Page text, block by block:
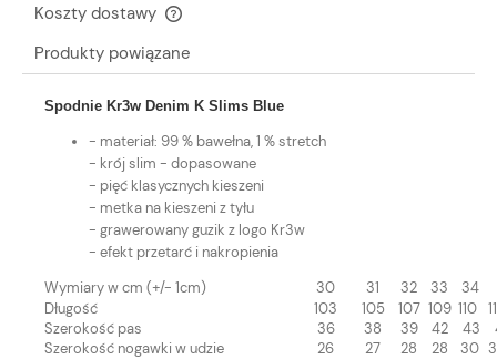
Koszty dostawy
Cena nie zawiera ewentualnych kosztów płatności
Produkty powiązane
Spodnie Kr3w Denim K Slims Blue
- materiał: 99 % bawełna, 1 % stretch
- krój slim - dopasowane
- pięć klasycznych kieszeni
- metka na kieszeni z tyłu
- grawerowany guzik z logo Kr3w
- efekt przetarć i nakropienia
Wymiary w cm (+/- 1cm)
30 31 32 33 34
Długość
103 105 107 109 110
Szerokość pas
36 38 39 42 43
Szerokość nogawki w udzie
26 27 28 28 30